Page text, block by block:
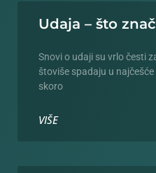
Udaja – što
Snovi o udaji su vrlo česti
štoviše spadaju u
skoro
VIŠE